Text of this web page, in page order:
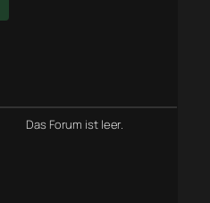
Das Forum ist leer.